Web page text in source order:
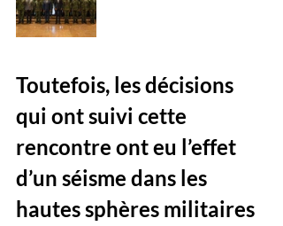
Toutefois, les décisions
qui ont suivi cette
rencontre ont eu l’effet
d’un séisme dans les
hautes sphères militaires